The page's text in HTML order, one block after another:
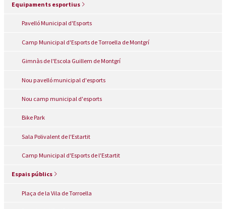
Equipaments esportius
Pavelló Municipal d'Esports
Camp Municipal d'Esports de Torroella de Montgrí
Gimnàs de l'Escola Guillem de Montgrí
Nou pavelló municipal d'esports
Nou camp municipal d'esports
Bike Park
Sala Polivalent de l'Estartit
Camp Municipal d'Esports de l'Estartit
Espais públics
Plaça de la Vila de Torroella